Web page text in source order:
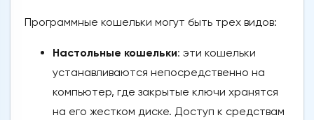
Программные кошельки могут быть трех видов:
Настольные кошельки: эти кошельки
устанавливаются непосредственно на
компьютер, где закрытые ключи хранятся
на его жестком диске. Доступ к средствам